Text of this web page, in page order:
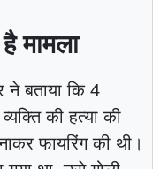
मामला
ने बताया कि 4
की हत्या की
फायरिंग की थी।